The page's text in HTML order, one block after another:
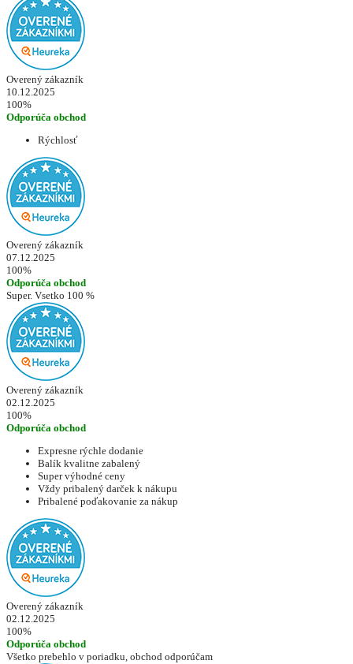
Overený zákazník
10.12.2025
100%
Odporúča obchod
Rýchlosť
Overený zákazník
07.12.2025
100%
Odporúča obchod
Super. Vsetko 100 %
Overený zákazník
02.12.2025
100%
Odporúča obchod
Expresne rýchle dodanie
Balík kvalitne zabalený
Super výhodné ceny
Vždy pribalený darček k nákupu
Pribalené poďakovanie za nákup
Overený zákazník
02.12.2025
100%
Odporúča obchod
Všetko prebehlo v poriadku, obchod odporúčam